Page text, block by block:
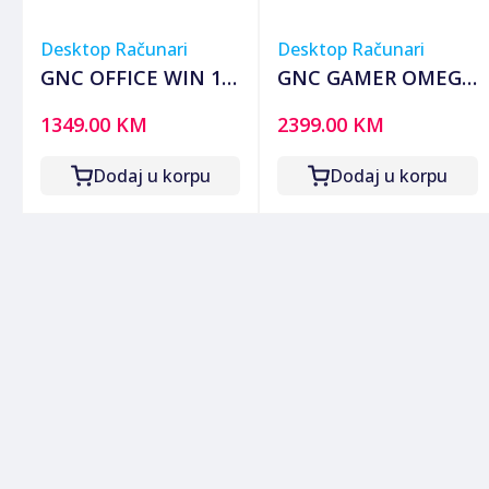
Desktop Računari
GNC OFFICE WIN 11
3.70GHz, MB H510,
RAM 8GB DDR4, SSD
1349.00 KM
Dodaj u korpu
Desktop Računari
GNC GAMER OMEGA
DDR4 SSD 500 GB
RTX 5050 8 GB
2399.00 KM
Dodaj u korpu